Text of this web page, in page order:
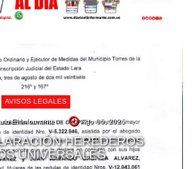
AVISOS LEGALES
El Informante Ago 06, 2026
HEREDEROS
UNIVERSALES